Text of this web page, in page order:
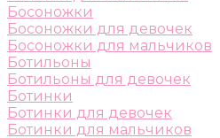
Босоножки
Босоножки для девочек
Босоножки для мальчиков
Ботильоны
Ботильоны для девочек
Ботинки
Ботинки для девочек
Ботинки для мальчиков